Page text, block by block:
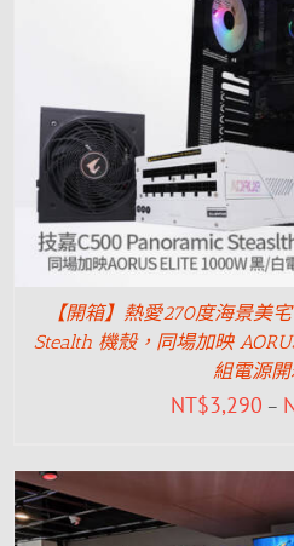
【開箱】熱愛270度海景美
Stealth 機殼，同場加映
組電源開
NT$3,290 –